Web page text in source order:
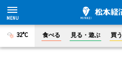
32°C 食べる 見る・遊ぶ 買う